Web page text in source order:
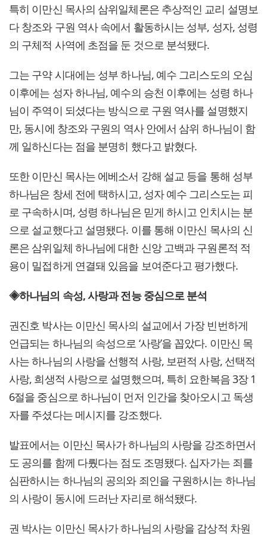
특히 이만신 목사의 삼위일체론은 추상적인 교리 설명보
다 창조와 구원 역사 속에서 활동하시는 성부, 성자, 성령
의 구체적 사역에 초점을 둔 것으로 분석됐다.
그는 구약 시대에는 성부 하나님, 예수 그리스도의 오심
이후에는 성자 하나님, 예수의 승천 이후에는 성령 하나
님이 주역이 되셨다는 방식으로 구원 역사를 설명했지
만, 동시에 창조와 구원의 역사 안에서 삼위 하나님이 함
께 일하신다는 점을 분명히 했다고 밝혔다.
또한 이만신 목사는 에베소서 강해 설교 등을 통해 성부
하나님은 창세 전에 택하시고, 성자 예수 그리스도는 피
로 구속하시며, 성령 하나님은 믿게 하시고 인치시는 분
으로 설교했다고 설명됐다. 이를 통해 이만신 목사의 신
론은 삼위일체 하나님에 대한 신앙 고백과 구원론적 적
용이 밀접하게 연결돼 있음을 보여준다고 평가했다.
◈하나님의 속성, 사랑과 전능 중심으로 분석
권진호 박사는 이만신 목사의 설교에서 가장 빈번하게
언급되는 하나님의 속성으로 ‘사랑’을 꼽았다. 이만신 목
사는 하나님의 사랑을 선행적 사랑, 보편적 사랑, 선택적
사랑, 희생적 사랑으로 설명했으며, 특히 요한복음 3장 1
6절을 중심으로 하나님이 먼저 인간을 찾아오시고 독생
자를 주셨다는 메시지를 강조했다.
발표에서는 이만신 목사가 하나님의 사랑을 강조하면서
도 공의를 함께 다뤘다는 점도 조명됐다. 십자가는 죄를
심판하시는 하나님의 공의와 죄인을 구원하시는 하나님
의 사랑이 동시에 드러난 자리로 해석됐다.
권 박사는 이만신 목사가 하나님의 사랑을 감상적 차원